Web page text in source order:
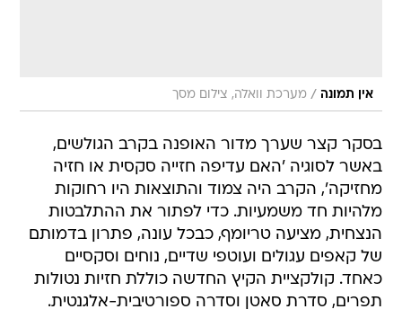
אין תמונה / מערכת וואלה, צילום מסך
בסקר קצר שערך מדור האופנה בקרב הגולשים,
באשר לסוגיה 'האם עדיפה חזייה סקסית או חזיה
מחזיקה', הקרב היה צמוד והתוצאות היו רחוקות
מלהיות חד משמעיות. כדי לפתור את ההתלבטות
הנצחית, מציעה טריומף, כבכל עונה, פתרון בדמותם
של קאפים עגולים ועוטפי שדיים, נוחים וסקסיים
כאחד. קולקציית הקיץ החדשה כוללת חזיות נטולות
תפרים, סדרת סאטן וסדרה ספורטיבית-אלגנטית.